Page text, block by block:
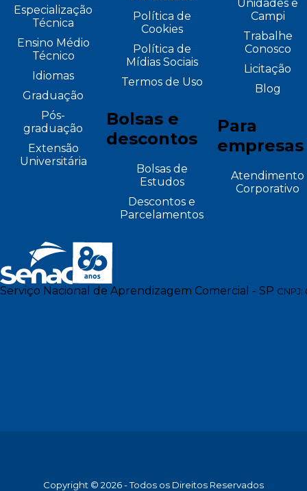
Especialização
Técnica
Ensino Médio
Técnico
Idiomas
Graduação
Pós-
graduação
Extensão
Universitária
Política de
Cookies
Política de
Mídias Sociais
Termos de Uso
Bolsas e
descontos
Bolsas de
Estudos
Descontos e
Parcelamentos
Unidades e
Campi
Trabalhe
Conosco
Licitação
Blog
Para
empresas
Atendimento
Corporativo
Serviço Nacional de Aprendizagem Comercial - SP
Copyright © 2026 - Todos os Direitos Reservados